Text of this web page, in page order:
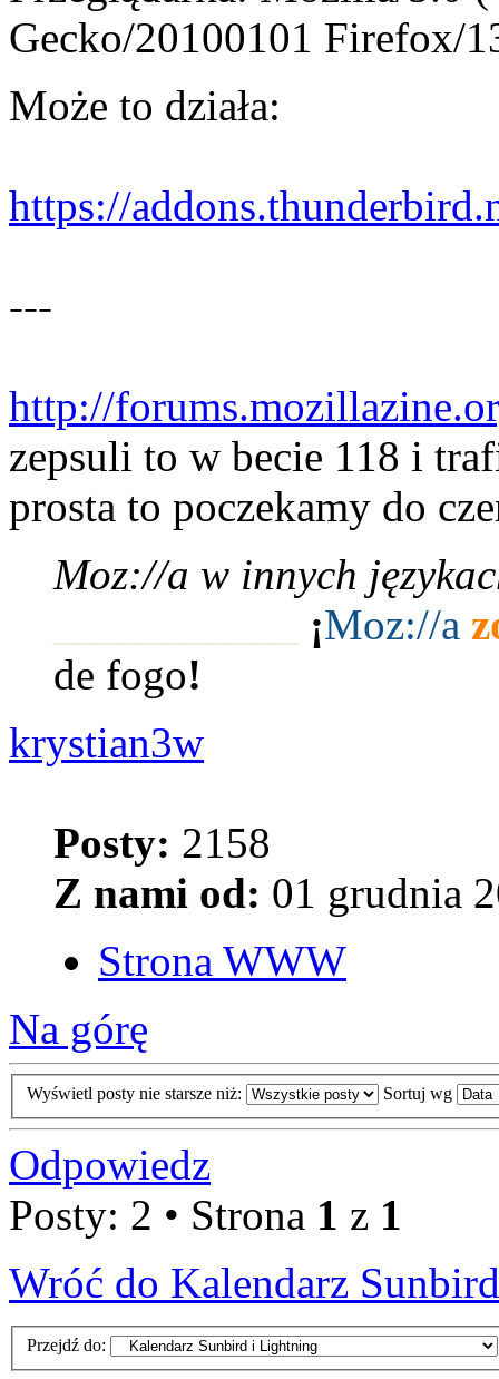
Gecko/20100101 Firefox/
Może to działa:
https://
---
http://
zepsuli to w becie 118 i
prosta to poczekamy do
Moz://a w innych
¡Moz://a
de fogo!
krystian3w
Posty: 2158
Z nami od: 01 grudnia
Strona WWW
Na górę
Wyświetl posty nie starsze niż: Sortuj wg
Odpowiedz
Posty: 2 • Strona 1 z 1
Wróć do Kalendarz
Przejdź do: